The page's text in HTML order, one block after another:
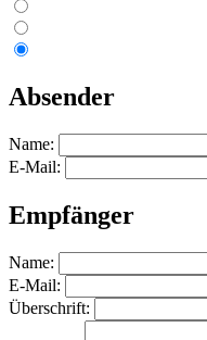
Absender
Name:
E-Mail:
Empfänger
Name:
E-Mail:
Überschrift: